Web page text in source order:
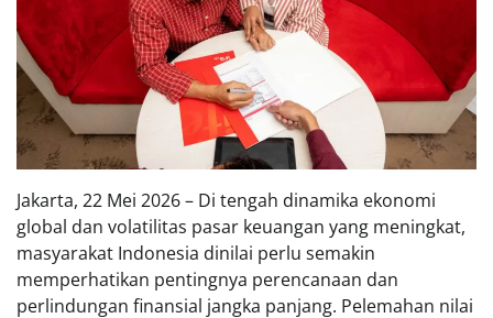
Jakarta, 22 Mei 2026 – Di tengah dinamika ekonomi
global dan volatilitas pasar keuangan yang meningkat,
masyarakat Indonesia dinilai perlu semakin
memperhatikan pentingnya perencanaan dan
perlindungan finansial jangka panjang. Pelemahan nilai